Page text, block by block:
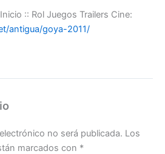
:: Rol Juegos Trailers Cine:
antigua/goya-2011/
no será publicada. Los
marcados con *